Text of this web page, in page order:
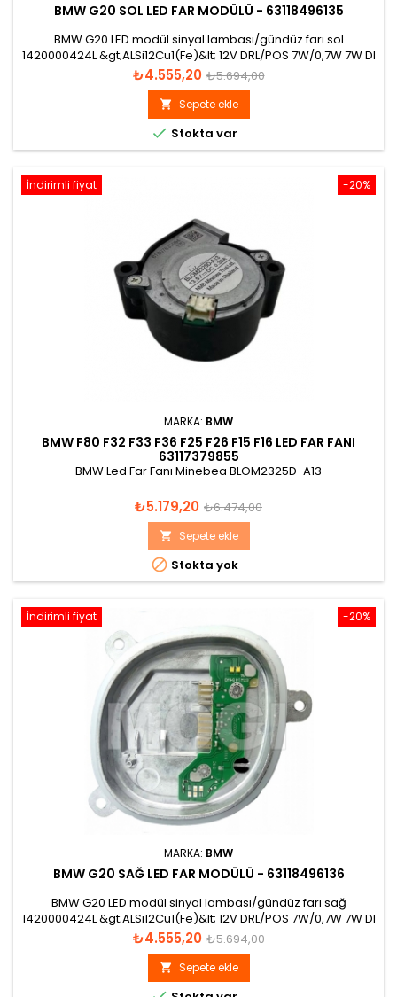
BMW G20 SOL LED FAR MODÜLÜ - 63118496135
BMW G20 LED modül sinyal lambası/gündüz farı sol
1420000424L &gt;ALSi12Cu1(Fe)&lt; 12V DRL/POS 7W/0,7W 7W DI
10W
Fiyat
₺4.555,20 Normal
fiyat
₺5.694,00
 Sepete ekle
 Stokta var
-20%
İndirimli fiyat
MARKA: BMW
BMW F80 F32 F33 F36 F25 F26 F15 F16 LED FAR FANI
63117379855
BMW Led Far Fanı Minebea BLOM2325D-A13
Fiyat
₺5.179,20 Normal
fiyat
₺6.474,00
 Sepete ekle
 Stokta yok
-20%
İndirimli fiyat
MARKA: BMW
BMW G20 SAĞ LED FAR MODÜLÜ - 63118496136
BMW G20 LED modül sinyal lambası/gündüz farı sağ
1420000424L &gt;ALSi12Cu1(Fe)&lt; 12V DRL/POS 7W/0,7W 7W DI
10W
Fiyat
₺4.555,20 Normal
fiyat
₺5.694,00
 Sepete ekle